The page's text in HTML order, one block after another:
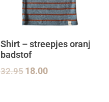
Shirt – streepjes oranje
badstof
32.95 18.00